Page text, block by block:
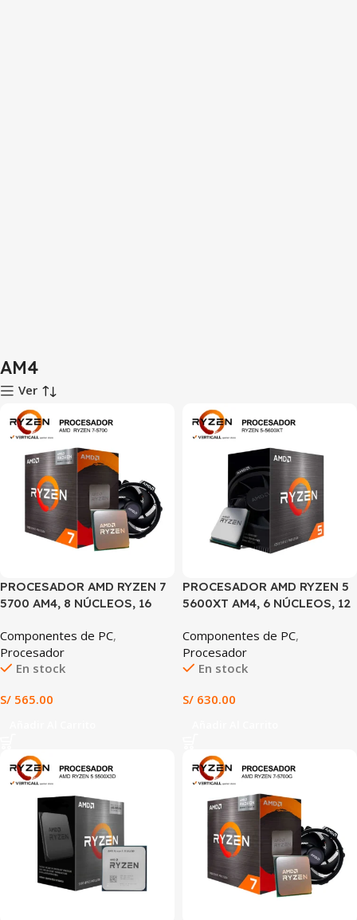
AM4
Ver
PROCESADOR AMD RYZEN 7
5700 AM4, 8 NÚCLEOS, 16
CACHE 20MB, RADEON
GRAPHICS
Componentes de PC,
Procesador
En stock
S/ 565.00
PROCESADOR AMD RYZEN 5
5600XT AM4, 6 NÚCLEOS, 12
CACHE 35MB
Componentes de PC,
Procesador
En stock
S/ 630.00
SALE